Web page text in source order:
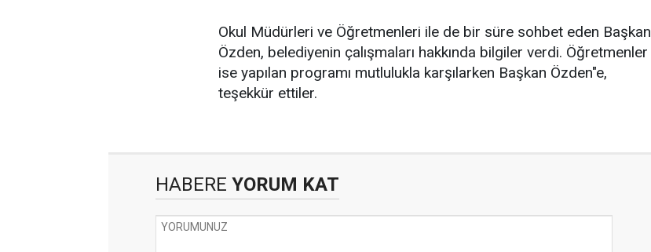
Okul Müdürleri ve Öğretmenleri ile de bir süre sohbet eden Başkan
Özden, belediyenin çalışmaları hakkında bilgiler verdi. Öğretmenler
ise yapılan programı mutlulukla karşılarken Başkan Özden"e,
teşekkür ettiler.
HABERE YORUM KAT